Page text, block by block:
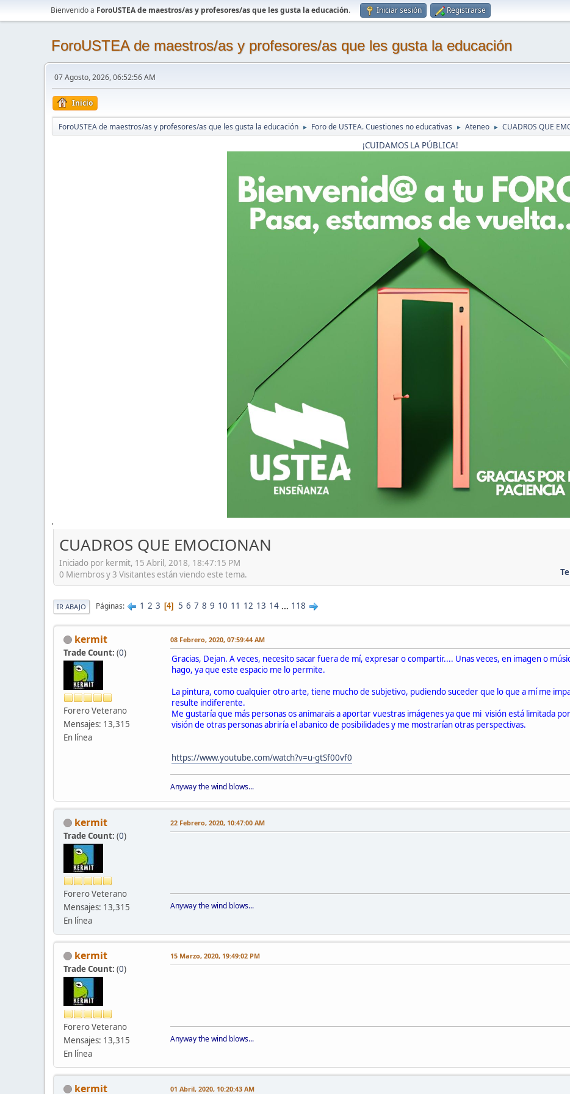
Bienvenido a ForoUSTEA de maestros/as y profesores/as que les gusta la educación. Iniciar sesión Registrarse
ForoUSTEA de maestros/as y profesores/as que les gusta la educación
07 Agosto, 2026, 06:52:56 AM
Inicio
ForoUSTEA de maestros/as y profesores/as que les gusta la educación ► Foro de USTEA. Cuestiones no educativas ► Ateneo ► CUADROS QUE
¡CUIDAMOS LA PÚBLICA!
'
CUADROS QUE EMOCIONAN
Iniciado por kermit, 15 Abril, 2018, 18:47:15 PM
0 Miembros y 3 Visitantes están viendo este tema.
IR ABAJO Páginas 1 2 3 4 5 6 7 8 9 10 11 12 13 14 ... 118
kermit
Trade Count: (0)
Forero Veterano
Mensajes: 13,315
En línea
08 Febrero, 2020, 07:59:44 AM
Gracias, Dejan. A veces, necesito sacar fuera de mí, expresar o compartir.... Unas veces, en imagen o
hago, ya que este espacio me lo permite.
La pintura, como cualquier otro arte, tiene mucho de subjetivo, pudiendo suceder que lo que a mí me
resulte indiferente.
Me gustaría que más personas os animarais a aportar vuestras imágenes ya que mi visión está limitada
visión de otras personas abriría el abanico de posibilidades y me mostrarían otras perspectivas.
https://www.youtube.com/watch?v=u-gtSf00vf0
Anyway the wind blows...
kermit
Trade Count: (0)
Forero Veterano
Mensajes: 13,315
En línea
22 Febrero, 2020, 10:47:00 AM
Anyway the wind blows...
kermit
Trade Count: (0)
Forero Veterano
Mensajes: 13,315
En línea
15 Marzo, 2020, 19:49:02 PM
Anyway the wind blows...
kermit 01 Abril, 2020, 10:20:43 AM